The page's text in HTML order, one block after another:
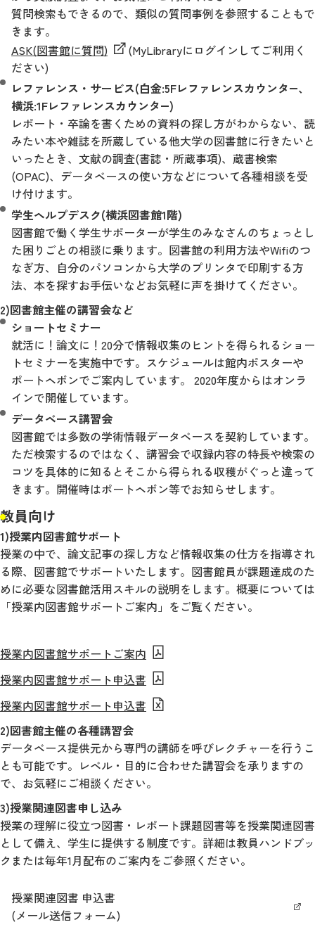
質問検索もできるので、類似の質問事例を参照することもで
きます。
ASK(図書館に質問)
(MyLibraryにログインしてご利用く
ださい)
レファレンス・サービス(白金:5Fレファレンスカウンタ―、
横浜:1Fレファレンスカウンタ―)
レポート・卒論を書くための資料の探し方がわからない、読
みたい本や雑誌を所蔵している他大学の図書館に行きたいと
いったとき、文献の調査(書誌・所蔵事項)、蔵書検索
(OPAC)、データベースの使い方などについて各種相談を受
け付けます。
学生ヘルプデスク(横浜図書館1階)
図書館で働く学生サポーターが学生のみなさんのちょっとし
た困りごとの相談に乗ります。図書館の利用方法やWifiのつ
なぎ方、自分のパソコンから大学のプリンタで印刷する方
法、本を探すお手伝いなどお気軽に声を掛けてください。
2)図書館主催の講習会など
ショートセミナー
就活に！論文に！20分で情報収集のヒントを得られるショー
トセミナーを実施中です。スケジュールは館内ポスターや
ポートヘボンでご案内しています。 2020年度からはオンラ
インで開催しています。
データベース講習会
図書館では多数の学術情報データベースを契約しています。
ただ検索するのではなく、講習会で収録内容の特長や検索の
コツを具体的に知るとそこから得られる収穫がぐっと違って
きます。開催時はポートヘボン等でお知らせします。
教員向け
1)授業内図書館サポート
授業の中で、論文記事の探し方など情報収集の仕方を指導され
る際、図書館でサポートいたします。図書館員が課題達成のた
めに必要な図書館活用スキルの説明をします。概要については
「授業内図書館サポートご案内」をご覧ください。
授業内図書館サポートご案内
授業内図書館サポート申込書
授業内図書館サポート申込書
2)図書館主催の各種講習会
データベース提供元から専門の講師を呼びレクチャーを行うこ
とも可能です。レベル・目的に合わせた講習会を承りますの
で、お気軽にご相談ください。
3)授業関連図書申し込み
授業の理解に役立つ図書・レポート課題図書等を授業関連図書
として備え、学生に提供する制度です。詳細は教員ハンドブッ
クまたは毎年1月配布のご案内をご参照ください。
授業関連図書 申込書
(メール送信フォーム)